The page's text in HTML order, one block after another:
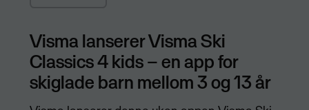
Visma lanserer Visma Ski
Classics 4 kids – en app for
skiglade barn mellom 3 og 13 år